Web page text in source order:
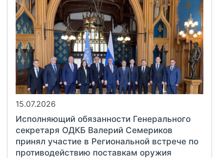
15.07.2026
Исполняющий обязанности Генерального
секретаря ОДКБ Валерий Семериков
принял участие в Региональной встрече по
противодействию поставкам оружия